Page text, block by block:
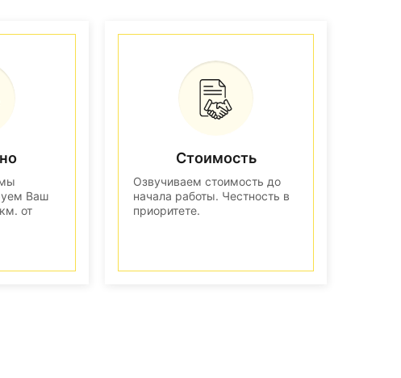
Ваш
от
Стоимость
Озвучиваем стоимость до
начала работы. Честность в
приоритете.